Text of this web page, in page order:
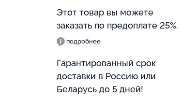
Этот товар вы можете
заказать по предоплате 25%.
подробнее
Гарантированный срок
доставки в Россию или
Беларусь до 5 дней!